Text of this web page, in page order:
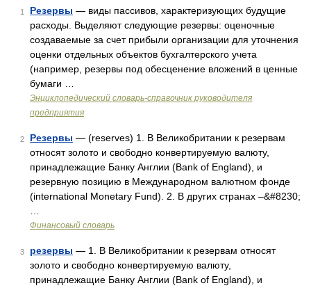
1 Резервы — виды пассивов, характеризующих будущие
расходы. Выделяют следующие резервы: оценочные
создаваемые за счет прибыли организации для уточнения
оценки отдельных объектов бухгалтерского учета
(например, резервы под обесценение вложений в ценные
бумаги …
Энциклопедический словарь-справочник руководителя
предприятия
2 Резервы — (reserves) 1. В Великобритании к резервам
относят золото и свободно конвертируемую валюту,
принадлежащие Банку Англии (Bank of England), и
резервную позицию в Международном валютном фонде
(international Monetary Fund). 2. В других странах –&#8230;
Финансовый словарь
3 резервы — 1. В Великобритании к резервам относят
золото и свободно конвертируемую валюту,
принадлежащие Банку Англии (Bank of England), и